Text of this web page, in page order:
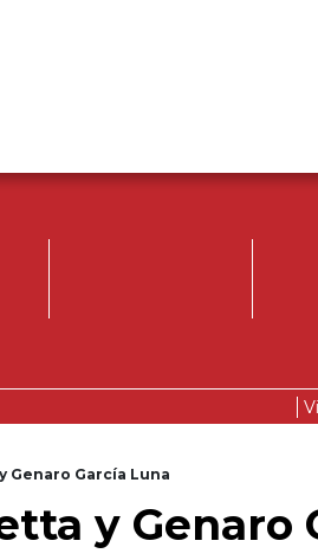
Genaro García Luna
y Genaro